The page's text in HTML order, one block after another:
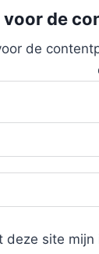
voor de
de
deze site